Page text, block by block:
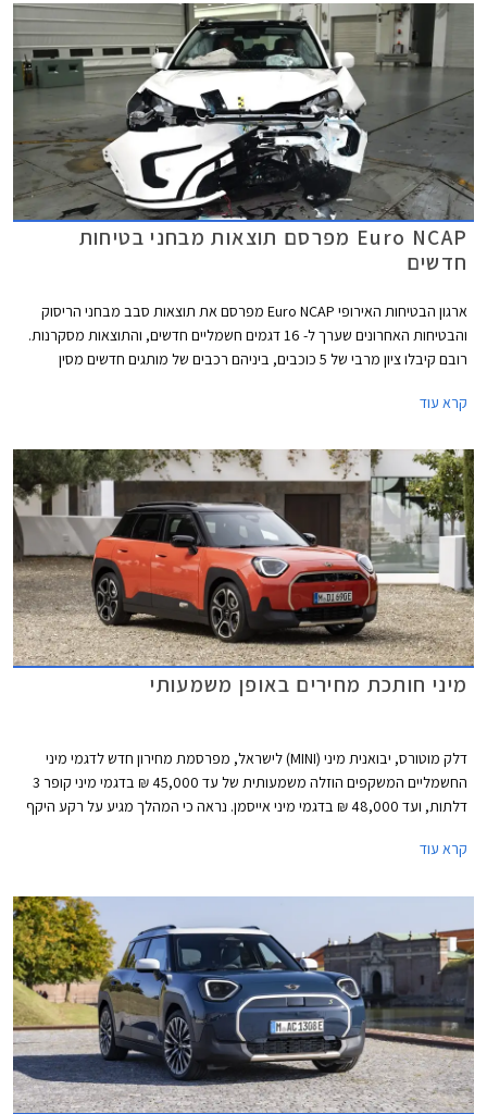
Euro NCAP מפרסם תוצאות מבחני בטיחות
חדשים
ארגון הבטיחות האירופי Euro NCAP מפרסם את תוצאות סבב מבחני הריסוק
והבטיחות האחרונים שערך ל- 16 דגמים חשמליים חדשים, והתוצאות מסקרנות.
רובם קיבלו ציון מרבי של 5 כוכבים, ביניהם רכבים של מותגים חדשים מסין
ציונים של 4 כוכבים וחלקם כמעט איבדו את הכוכב החמישי.
קרא עוד
מיני חותכת מחירים באופן משמעותי
דלק מוטורס, יבואנית מיני (MINI) לישראל, מפרסמת מחירון חדש לדגמי מיני
החשמליים המשקפים הוזלה משמעותית של עד 45,000 ₪ בדגמי מיני קופר 3
דלתות, ועד 48,000 ₪ בדגמי מיני אייסמן. נראה כי המהלך מגיע על רקע היקף
יותר.
קרא עוד